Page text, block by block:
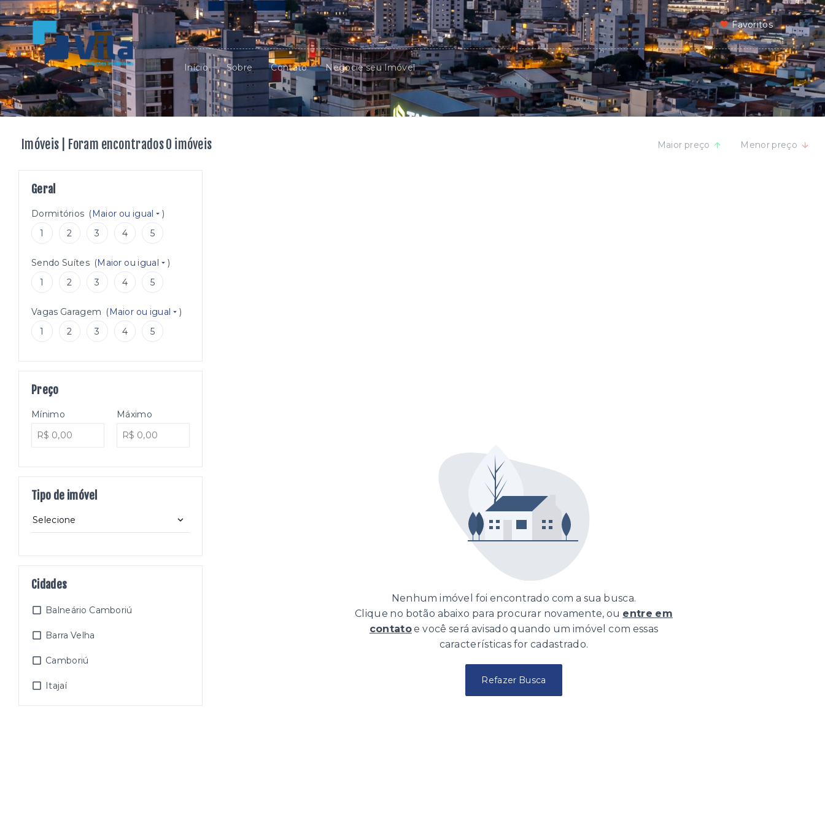
Favoritos
Início Sobre Contato Negocie seu Imóvel
Imóveis | Foram encontrados 0 imóveis Maior preço Menor preço
Geral
Dormitórios (Maior ou igual
)
1
2 3 4 5
Sendo Suítes (Maior ou igual
)
1
2 3 4 5
Vagas Garagem (Maior ou igual
)
1
2 3 4 5
Preço
Mínimo Máximo
Tipo de imóvel
Selecione
Cidades
Balneário Camboriú
Barra Velha
Camboriú
Itajaí
Nenhum imóvel foi encontrado com a sua busca.
Clique no botão abaixo para procurar novamente, ou entre em
contatoe você será avisado quando um imóvel com essas
características for cadastrado.
Refazer Busca